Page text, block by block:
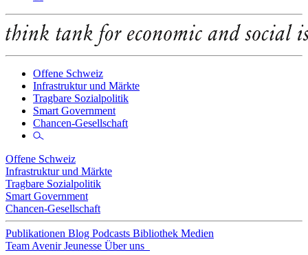
Offene Schweiz
Infrastruktur und Märkte
Tragbare Sozialpolitik
Smart Government
Chancen-Gesellschaft
Offene Schweiz
Infrastruktur und Märkte
Tragbare Sozialpolitik
Smart Government
Chancen-Gesellschaft
Publikationen Blog Podcasts Bibliothek Medien
Team Avenir Jeunesse Über uns